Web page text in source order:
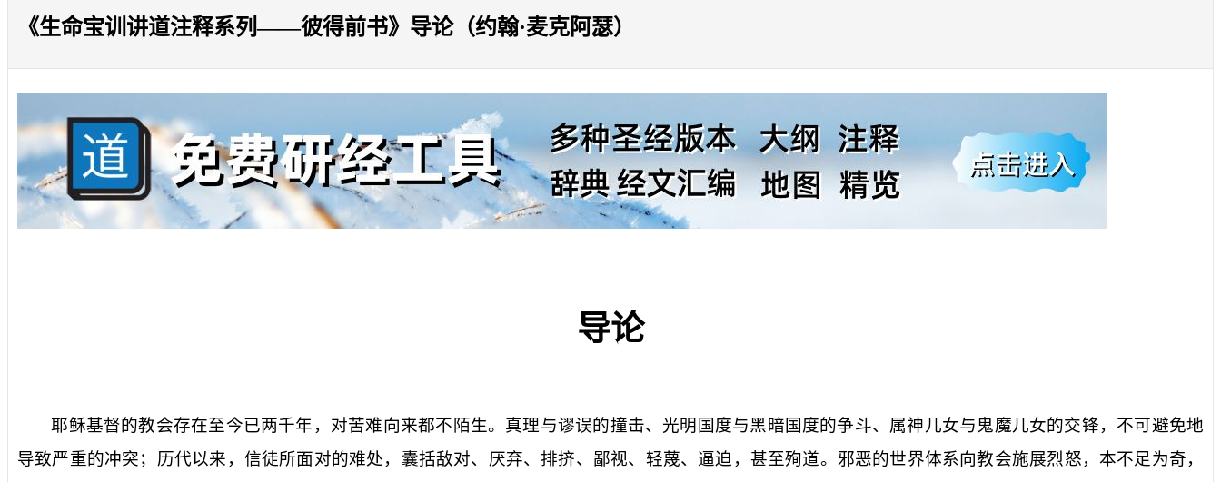
《生命宝训讲道注释系列——彼得前书》导论（约翰·麦克阿瑟）
导论
耶稣基督的教会存在至今已两千年，对苦难向来都不陌生。真理与谬误的撞击、光明国度与黑暗国度的争斗、属神儿女与鬼魔儿女的交锋，不可避免地
导致严重的冲突；历代以来，信徒所面对的难处，囊括敌对、厌弃、排挤、鄙视、轻蔑、逼迫，甚至殉道。邪恶的世界体系向教会施展烈怒，本不足为奇，